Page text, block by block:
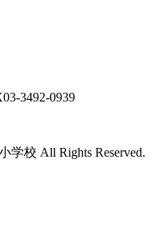
3492-0939
学校 All Rights Reserved.